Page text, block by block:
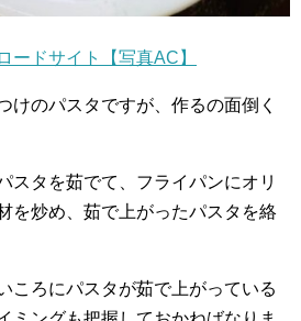
ードサイト【写真AC】
けのパスタですが、作るの面倒く
スタを茹でて、フライパンにオリ
を炒め、茹で上がったパスタを絡
ころにパスタが茹で上がっている